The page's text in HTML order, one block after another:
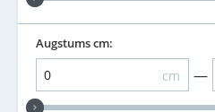
Augstums cm:
cm —